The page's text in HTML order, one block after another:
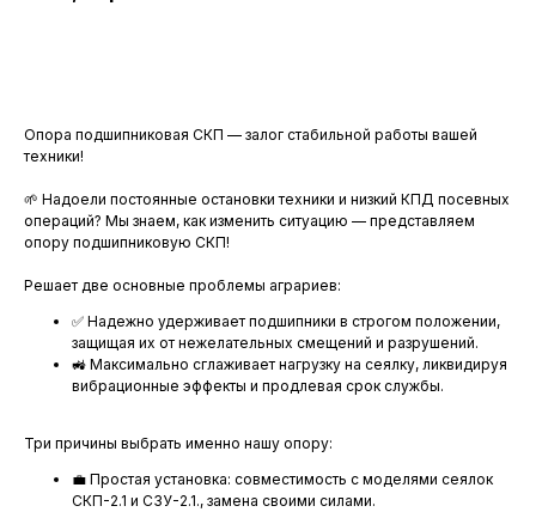
Опора подшипниковая СКП — залог стабильной работы вашей
техники!
🌱 Надоели постоянные остановки техники и низкий КПД посевных
операций? Мы знаем, как изменить ситуацию — представляем
опору подшипниковую СКП!
Решает две основные проблемы аграриев:
✅ Надежно удерживает подшипники в строгом положении,
защищая их от нежелательных смещений и разрушений.
🚜 Максимально сглаживает нагрузку на сеялку, ликвидируя
вибрационные эффекты и продлевая срок службы.
Три причины выбрать именно нашу опору:
💼 Простая установка: совместимость с моделями сеялок
СКП-2.1 и СЗУ-2.1., замена своими силами.